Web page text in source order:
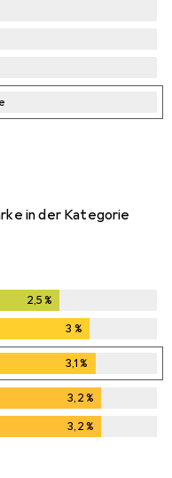
in der Kategorie
2,5 %
3 %
3,1%
3,2%
3,2%